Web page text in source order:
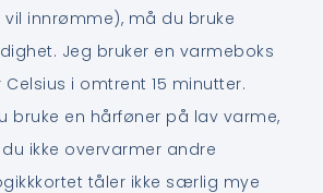
vil innrømme), må du bruke
Jeg bruker en varmeboks
i omtrent 15 minutter.
bruke en hårføner på lav varme,
ikke overvarmer andre
tåler ikke særlig mye